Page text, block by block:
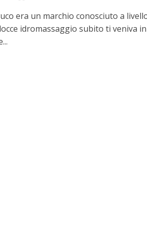
era un marchio conosciuto a
idromassaggio subito ti veniva